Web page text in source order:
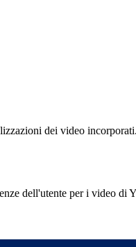
dei video incorporati.
dell'utente per i video